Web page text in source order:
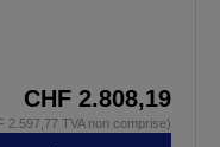
CHF 2.808,19
2.597,77 TVA non comprise)